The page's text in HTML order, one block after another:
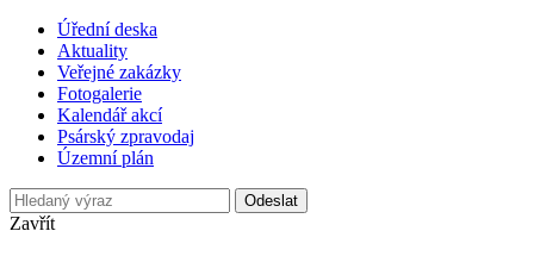
Úřední deska
Aktuality
Veřejné zakázky
Fotogalerie
Kalendář akcí
Psárský zpravodaj
Územní plán
Odeslat
Zavřít